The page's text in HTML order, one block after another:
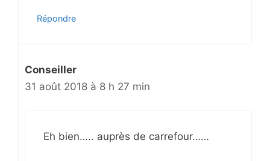
Répondre
Conseiller
31 août 2018 à 8 h 27 min
Eh bien….. auprès de carrefour……